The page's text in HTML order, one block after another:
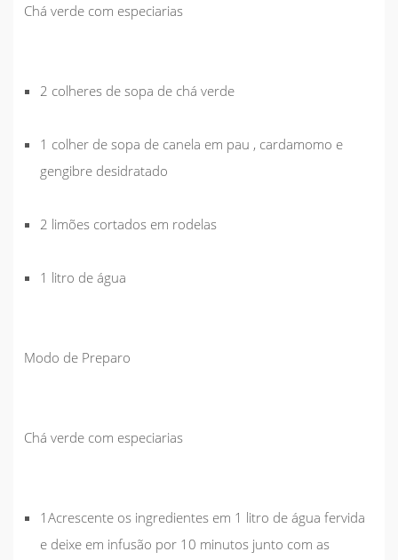
Chá verde com especiarias
2 colheres de sopa de chá verde
1 colher de sopa de canela em pau , cardamomo e
gengibre desidratado
2 limões cortados em rodelas
1 litro de água
Modo de Preparo
Chá verde com especiarias
1Acrescente os ingredientes em 1 litro de água fervida
e deixe em infusão por 10 minutos junto com as